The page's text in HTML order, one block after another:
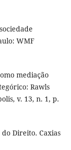
WMF
mediação
Rawls
v. 13, n. 1, p.
do Direito. Caxias